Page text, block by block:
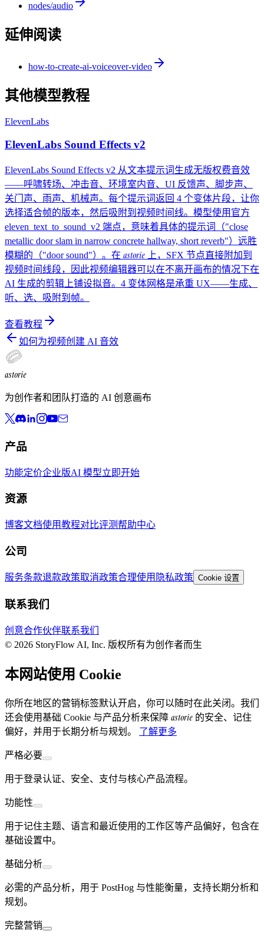
nodes/audio
延伸阅读
how-to-create-ai-voiceover-video
其他模型教程
ElevenLabs
ElevenLabs Sound Effects v2
ElevenLabs Sound Effects v2 从文本提示词生成无版权费音效
——呼啸转场、冲击音、环境室内音、UI 反馈声、脚步声、
关门声、雨声、机械声。每个提示词返回 4 个变体片段，让你
选择适合帧的版本，然后吸附到视频时间线。模型使用官方
eleven_text_to_sound_v2 端点，意味着具体的提示词（"close
metallic door slam in narrow concrete hallway, short reverb"）远胜
模糊的（"door sound"）。在 astorie 上，SFX 节点直接附加到
视频时间线段，因此视频编辑器可以在不离开画布的情况下在
AI 生成的剪辑上铺设拟音。4 变体网格是承重 UX——生成、
听、选、吸附到帧。
查看教程
如何为视频创建 AI 音效
astorie
为创作者和团队打造的 AI 创意画布
产品
功能定价企业版AI 模型立即开始
资源
博客文档使用教程对比评测帮助中心
公司
服务条款退款政策取消政策合理使用 隐私政策 Cookie 设置
联系我们
创意合作伙伴联系我们
© 2026 StoryFlow AI, Inc. 版权所有为创作者而生
本网站使用 Cookie
你所在地区的营销标签默认开启，你可以随时在此关闭。我们
还会使用基础 Cookie 与产品分析来保障 astorie 的安全、记住
偏好，并用于长期分析与规划。
了解更多
严格必要
用于登录认证、安全、支付与核心产品流程。
功能性
用于记住主题、语言和最近使用的工作区等产品偏好，包含在
基础设置中。
基础分析
必需的产品分析，用于 PostHog 与性能衡量，支持长期分析和
规划。
完整营销